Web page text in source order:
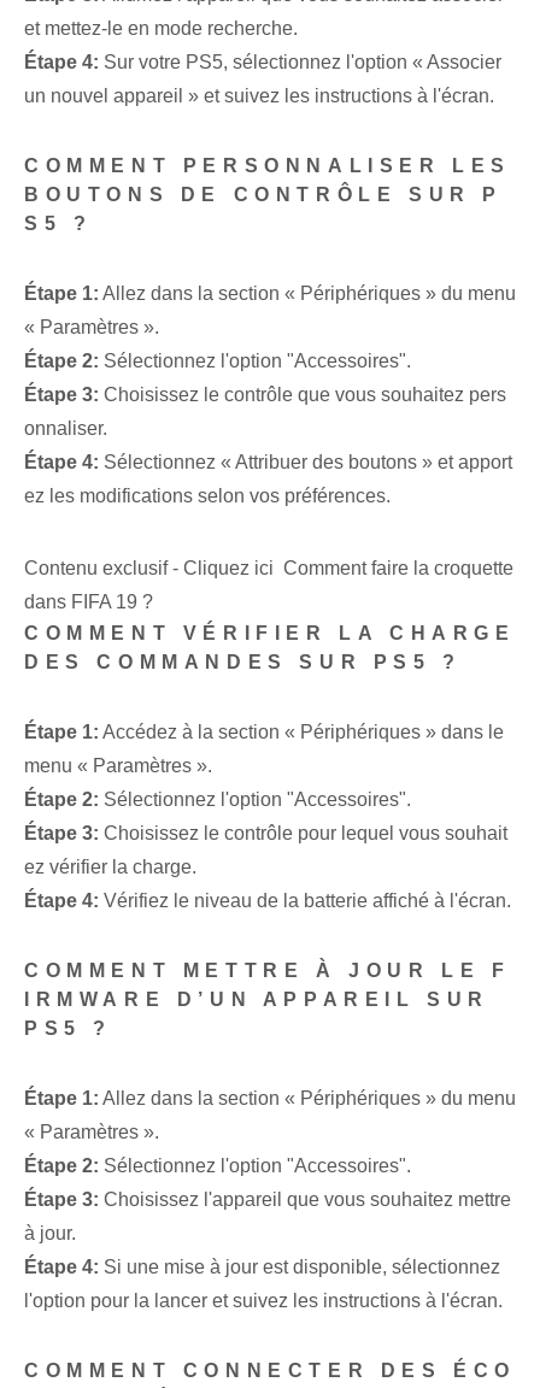
et mettez-le en mode recherche.
Étape 4: Sur votre PS5, sélectionnez l'option « Associer
un nouvel appareil » et suivez les instructions à l'écran.
COMMENT PERSONNALISER LES
BOUTONS DE CONTRÔLE SUR P
S5 ?
Étape 1: Allez dans la section « Périphériques » du menu
« Paramètres ».
Étape 2: Sélectionnez l'option "Accessoires".
Étape 3: Choisissez le contrôle que vous souhaitez pers
onnaliser.
Étape 4: Sélectionnez « Attribuer des boutons » et apport
ez les modifications selon vos préférences.
Contenu exclusif - Cliquez ici Comment faire la croquette
dans FIFA 19 ?
COMMENT VÉRIFIER LA CHARGE
DES COMMANDES SUR PS5 ?
Étape 1: Accédez à la section « Périphériques » dans le
menu « Paramètres ».
Étape 2: Sélectionnez l'option "Accessoires".
Étape 3: Choisissez le contrôle pour lequel vous souhait
ez vérifier la charge.
Étape 4: Vérifiez le niveau de la batterie affiché à l'écran.
COMMENT METTRE À JOUR LE F
IRMWARE D’UN APPAREIL SUR
PS5 ?
Étape 1: Allez dans la section « Périphériques » du menu
« Paramètres ».
Étape 2: Sélectionnez l'option "Accessoires".
Étape 3: Choisissez l'appareil que vous souhaitez mettre
à jour.
Étape 4: Si une mise à jour est disponible, sélectionnez
l'option pour la lancer et suivez les instructions à l'écran.
COMMENT CONNECTER DES ÉCO